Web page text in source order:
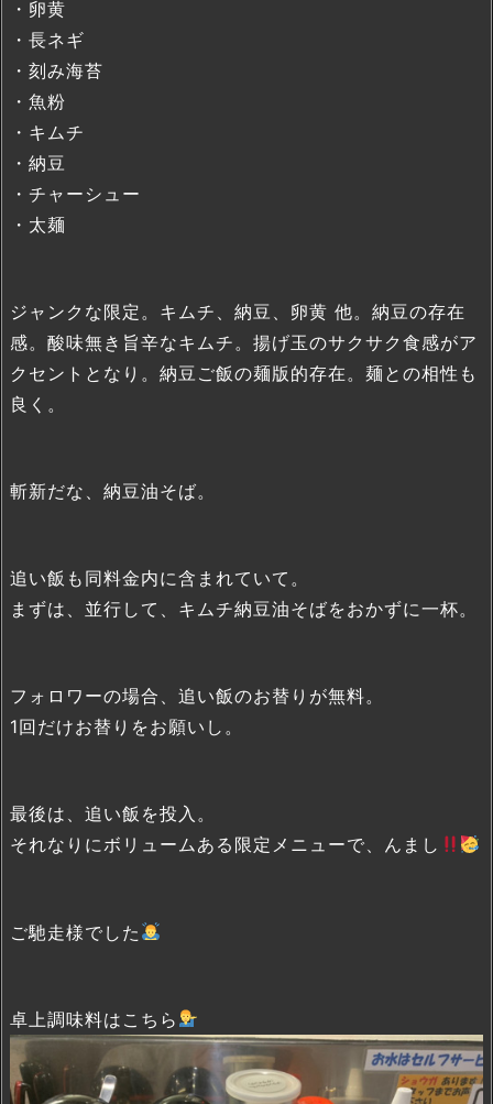
・卵黄
・長ネギ
・刻み海苔
・魚粉
・キムチ
・納豆
・チャーシュー
・太麺
ジャンクな限定。キムチ、納豆、卵黄 他。納豆の存在
感。酸味無き旨辛なキムチ。揚げ玉のサクサク食感がア
クセントとなり。納豆ご飯の麺版的存在。麺との相性も
良く。
斬新だな、納豆油そば。
追い飯も同料金内に含まれていて。
まずは、並行して、キムチ納豆油そばをおかずに一杯。
フォロワーの場合、追い飯のお替りが無料。
1回だけお替りをお願いし。
最後は、追い飯を投入。
それなりにボリュームある限定メニューで、んまし
ご馳走様でした
卓上調味料はこちら